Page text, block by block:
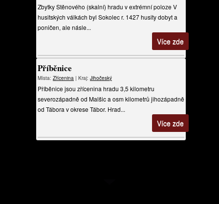
Zbytky Stěnového (skalní) hradu v extrémní poloze V
husitských válkách byl Sokolec r. 1427 husity dobyt a
poničen, ale násle...
Více zde
Příběnice
Místa: Zřícenina | Kraj: Jihočeský
Příběnice jsou zřícenina hradu 3,5 kilometru
severozápadně od Malšic a osm kilometrů jihozápadně
od Tábora v okrese Tábor. Hrad...
Více zde